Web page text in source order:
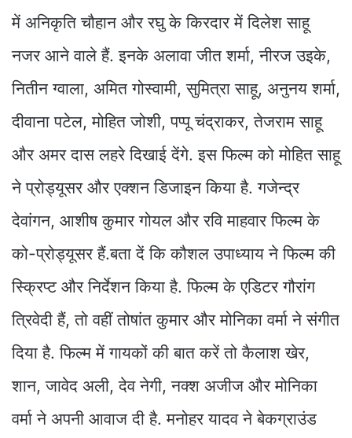
में अनिकृति चौहान और रघु के किरदार में दिलेश साहू
नजर आने वाले हैं. इनके अलावा जीत शर्मा, नीरज उइके,
नितीन ग्वाला, अमित गोस्वामी, सुमित्रा साहू, अनुनय शर्मा,
दीवाना पटेल, मोहित जोशी, पप्पू चंद्राकर, तेजराम साहू
और अमर दास लहरे दिखाई देंगे. इस फिल्म को मोहित साहू
ने प्रोड्यूसर और एक्शन डिजाइन किया है. गजेन्द्र
देवांगन, आशीष कुमार गोयल और रवि माहवार फिल्म के
को-प्रोड्यूसर हैं.बता दें कि कौशल उपाध्याय ने फिल्म की
स्क्रिप्ट और निर्देशन किया है. फिल्म के एडिटर गौरांग
त्रिवेदी हैं, तो वहीं तोषांत कुमार और मोनिका वर्मा ने संगीत
दिया है. फिल्म में गायकों की बात करें तो कैलाश खेर,
शान, जावेद अली, देव नेगी, नक्श अजीज और मोनिका
वर्मा ने अपनी आवाज दी है. मनोहर यादव ने बेकग्राउंड